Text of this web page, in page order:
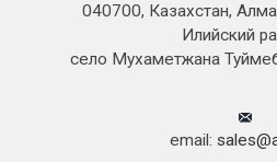
040700, Казахстан,
Илийский
село Мухаметжана
email: